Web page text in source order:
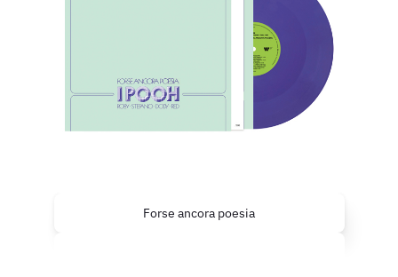
Forse ancora poesia